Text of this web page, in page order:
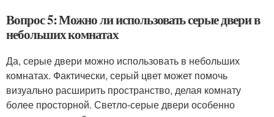
Вопрос 5: Можно ли использовать серые двери в
небольших комнатах
Да, серые двери можно использовать в небольших
комнатах. Фактически, серый цвет может помочь
визуально расширить пространство, делая комнату
более просторной. Светло-серые двери особенно